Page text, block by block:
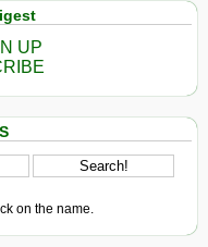
UP
on the name.